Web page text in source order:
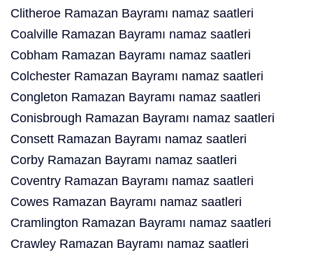
Clitheroe Ramazan Bayramı namaz saatleri
Coalville Ramazan Bayramı namaz saatleri
Cobham Ramazan Bayramı namaz saatleri
Colchester Ramazan Bayramı namaz saatleri
Congleton Ramazan Bayramı namaz saatleri
Conisbrough Ramazan Bayramı namaz saatleri
Consett Ramazan Bayramı namaz saatleri
Corby Ramazan Bayramı namaz saatleri
Coventry Ramazan Bayramı namaz saatleri
Cowes Ramazan Bayramı namaz saatleri
Cramlington Ramazan Bayramı namaz saatleri
Crawley Ramazan Bayramı namaz saatleri